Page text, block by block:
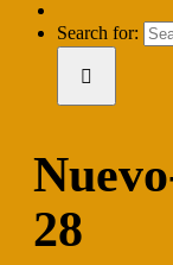
Search for:
28